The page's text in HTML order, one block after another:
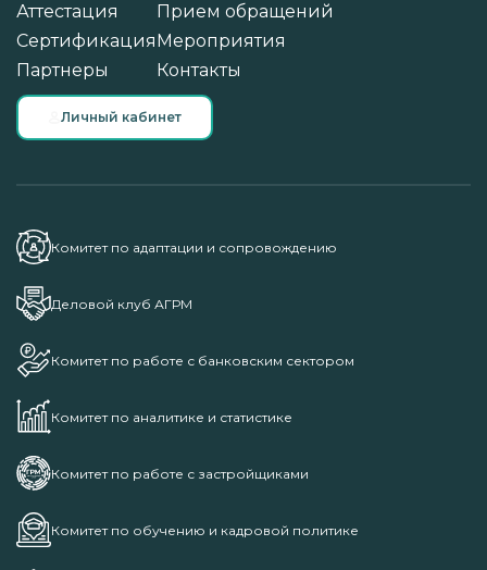
Аттестация
Сертификация
Партнеры
Прием обращений
Мероприятия
Контакты
Личный кабинет
Комитет по адаптации и сопровождению
Деловой клуб АГРМ
Комитет по работе с банковским сектором
Комитет по аналитике и статистике
Комитет по работе с застройщиками
Комитет по обучению и кадровой политике